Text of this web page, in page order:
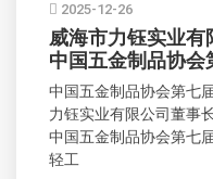
2025-12-26
威海市力钰实业有
中国五金制品协
中国五金制品协会第七
力钰实业有限公司董事
中国五金制品协会第七
轻工